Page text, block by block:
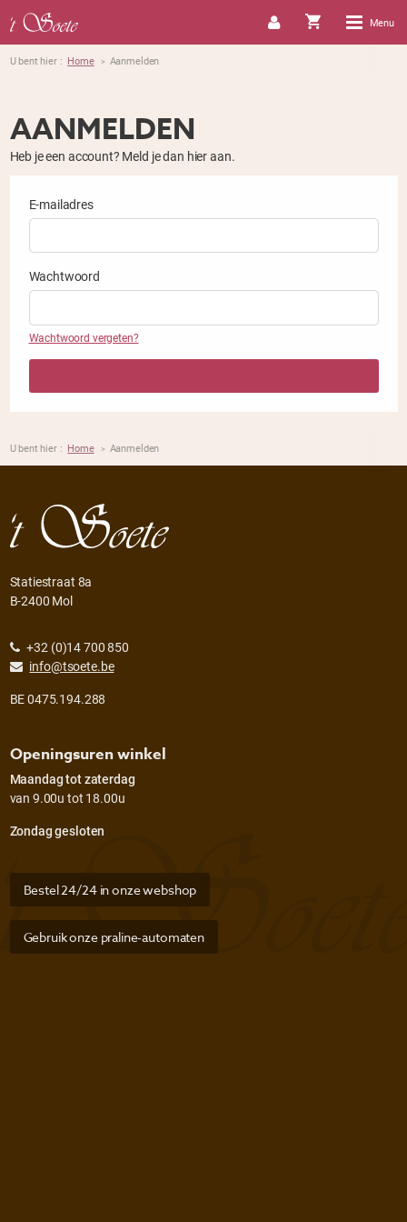
Menu
U bent hier : Home > Aanmelden
AANMELDEN
Heb je een account? Meld je dan hier aan.
E-mailadres
Wachtwoord
Wachtwoord vergeten?
U bent hier : Home > Aanmelden
Statiestraat 8a
B-2400 Mol
+32 (0)14 700 850
info@tsoete.be
BE 0475.194.288
Openingsuren winkel
Maandag tot zaterdag
van 9.00u tot 18.00u
Zondag gesloten
Bestel 24/24 in onze webshop
Gebruik onze praline-automaten